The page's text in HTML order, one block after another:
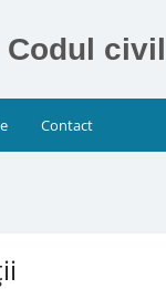
Codul civil
Contact